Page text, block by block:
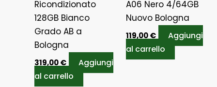
Ricondizionato
128GB Bianco
Grado AB a
Bologna
319,00€
Aggiungi
al carrello
A06 Nero 4/64GB
Nuovo Bologna
119,00€
Aggiungi
al carrello